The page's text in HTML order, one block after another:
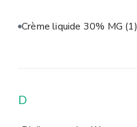
Crème liquide 30% MG (1)
D